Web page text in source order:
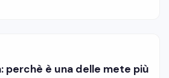
perchè è una delle mete più